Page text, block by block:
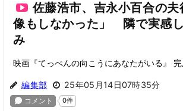
佐藤浩市、吉永小百合の
像もしなかった」 隣で実感
み
映画『てっぺんの向こうにあなたがいる』
編集部 25年05月14日07時35分